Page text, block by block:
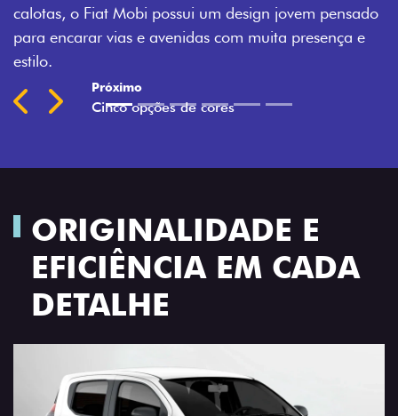
e
Silverstone.
ORIGINALIDADE E
EFICIÊNCIA EM CADA
DETALHE